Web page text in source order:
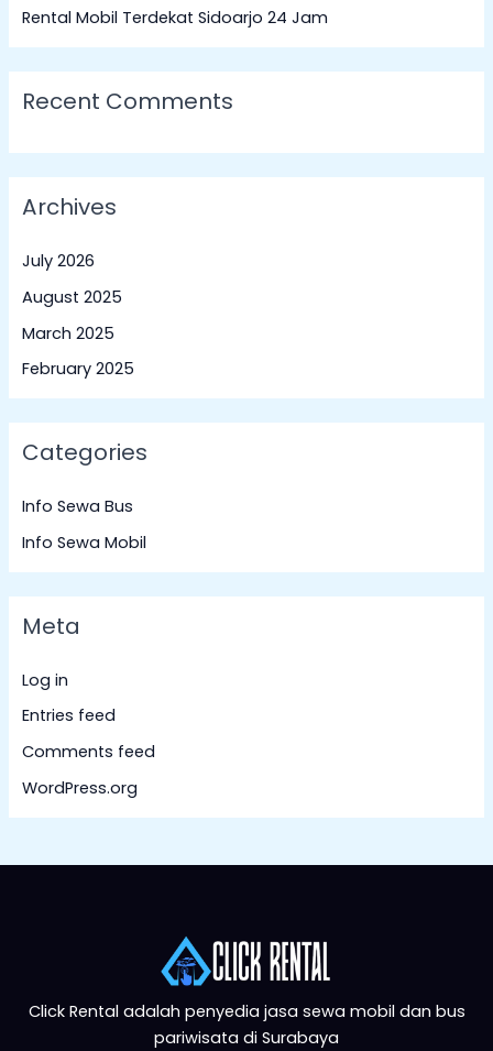
:Rental Mobil Terdekat Sidoarjo 24 Jam
Recent Comments
Archives
July 2026
August 2025
March 2025
February 2025
Categories
Info Sewa Bus
Info Sewa Mobil
Meta
Log in
Entries feed
Comments feed
WordPress.org
Click Rental adalah penyedia jasa sewa mobil dan bus
pariwisata di Surabaya